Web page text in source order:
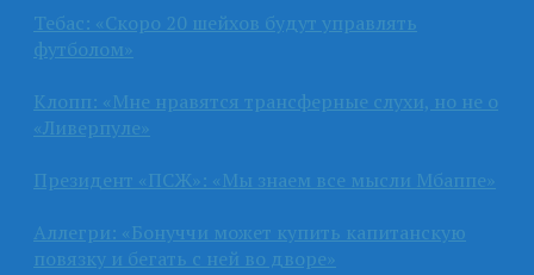
Тебас: «Скоро 20 шейхов будут управлять
футболом»
Клопп: «Мне нравятся трансферные слухи, но не о
«Ливерпуле»
Президент «ПСЖ»: «Мы знаем все мысли Мбаппе»
Аллегри: «Бонуччи может купить капитанскую
повязку и бегать с ней во дворе»